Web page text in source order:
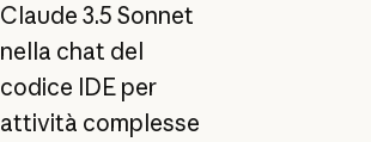
Claude 3.5 Sonnet
nella chat del
codice IDE per
attività complesse